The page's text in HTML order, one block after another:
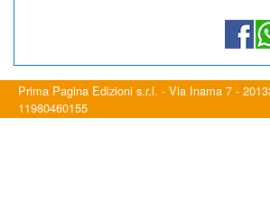
Prima Pagina Edizioni s.r.l. - Via Inama 7 -
11980460155